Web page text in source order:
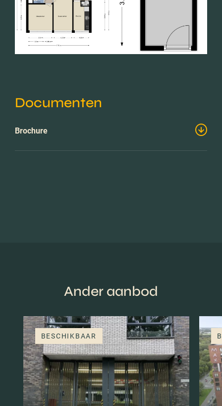
Documenten
Brochure
Ander aanbod
BESCHIKBAAR